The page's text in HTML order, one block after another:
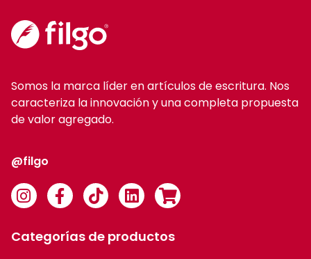
Somos la marca líder en artículos de escritura. Nos
caracteriza la innovación y una completa propuesta
de valor agregado.
@filgo
Categorías de productos